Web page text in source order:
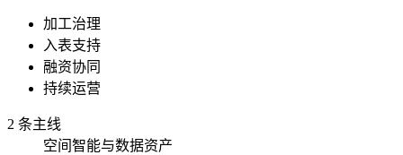
加工治理
入表支持
融资协同
持续运营
2 条主线
空间智能与数据资产